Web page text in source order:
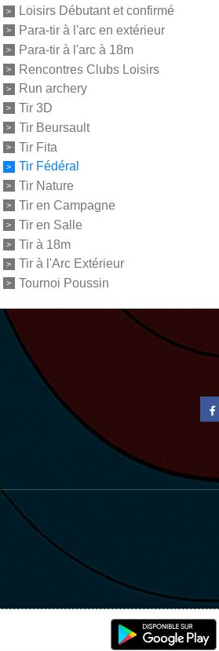
Loisirs Débutant et confirmé
Para-tir à l'arc en extérieur
Para-tir à l'arc à 18m
Rencontres Clubs Loisirs
Run archery
Tir 3D
Tir Beursault
Tir Fita
Tir Fédéral
Tir Nature
Tir en Campagne
Tir en Salle
Tir à 18m
Tir à l'Arc Extérieur
Tournoi Poussin